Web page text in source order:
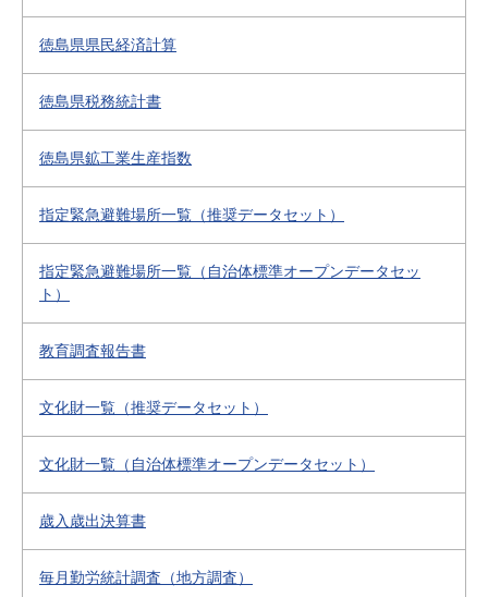
徳島県県民経済計算
徳島県税務統計書
徳島県鉱工業生産指数
指定緊急避難場所一覧（推奨データセット）
指定緊急避難場所一覧（自治体標準オープンデータセッ
ト）
教育調査報告書
文化財一覧（推奨データセット）
文化財一覧（自治体標準オープンデータセット）
歳入歳出決算書
毎月勤労統計調査（地方調査）